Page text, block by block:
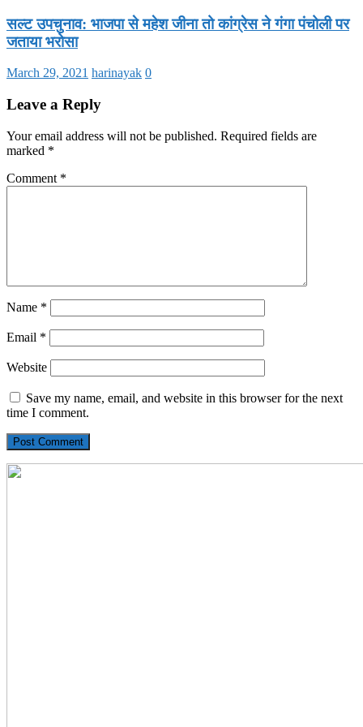
सल्ट उपचुनाव: भाजपा से महेश जीना तो कांग्रेस ने गंगा पंचोली पर
जताया भरोसा
March 29, 2021 harinayak 0
Leave a Reply
Your email address will not be published. Required fields are
marked *
Comment *
Name *
Email *
Website
Save my name, email, and website in this browser for the next
time I comment.